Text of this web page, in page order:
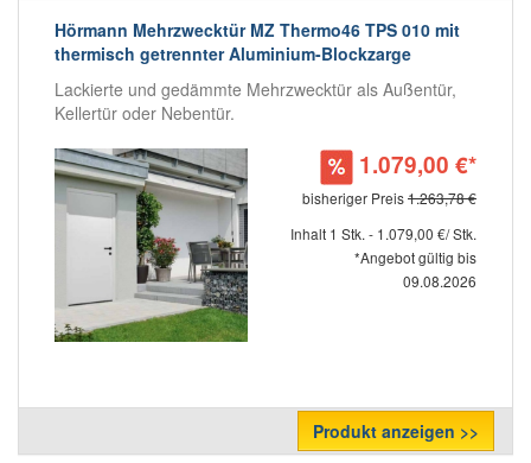
Hörmann Mehrzwecktür MZ Thermo46 TPS 010 mit
thermisch getrennter Aluminium-Blockzarge
Lackierte und gedämmte Mehrzwecktür als Außentür,
Kellertür oder Nebentür.
1.079,00 €*
bisheriger Preis1.263,78 €
Inhalt 1 Stk. - 1.079,00 €/ Stk.
*Angebot gültig bis
09.08.2026
Produkt anzeigen >>